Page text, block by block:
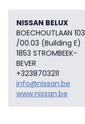
NISSAN BELUX
BOECHOUTLAAN 103
/00.03 (Building E)
1853 STROMBEEK-
BEVER
+3238703211
info@nissan.be
www.nissan.be